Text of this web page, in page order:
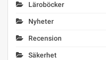
Läroböcker
Nyheter
Recension
Säkerhet